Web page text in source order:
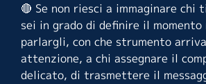
🔴 Se non riesci a immaginare chi
sei in grado di definire il
parlargli, con che strumento
attenzione, a chi assegnare il
delicato, di trasmettere il